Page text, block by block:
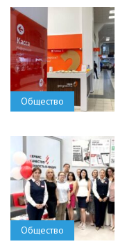
Общество
Общество